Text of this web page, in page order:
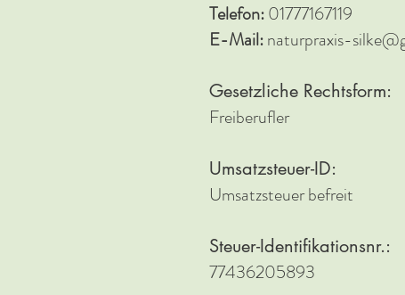
Telefon:01777167119
E-Mail:naturpraxis-
Gesetzliche Rechtsform:
Freiberufler
Umsatzsteuer-ID:
Umsatzsteuer befreit
Steuer-Identifikationsnr.:
77436205893